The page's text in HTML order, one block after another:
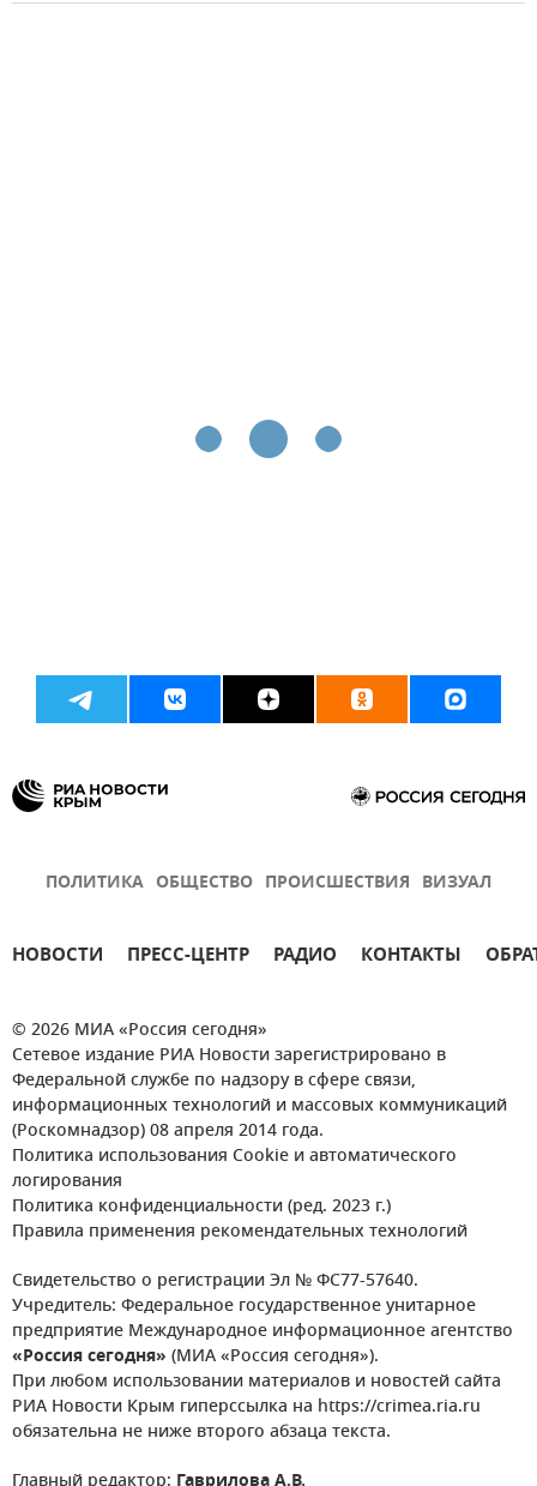
ПОЛИТИКА ОБЩЕСТВО ПРОИСШЕСТВИЯ ВИЗУАЛ
НОВОСТИ ПРЕСС-ЦЕНТР РАДИО КОНТАКТЫ
© 2026 МИА «Россия сегодня»
Сетевое издание РИА Новости зарегистрировано в
Федеральной службе по надзору в сфере связи,
информационных технологий и массовых коммуникаций
(Роскомнадзор) 08 апреля 2014 года.
Политика использования Cookie и автоматического
логирования
Политика конфиденциальности (ред. 2023 г.)
Правила применения рекомендательных технологий
Свидетельство о регистрации Эл № ФС77-57640.
Учредитель: Федеральное государственное унитарное
предприятие Международное информационное агентство
«Россия сегодня» (МИА «Россия сегодня»).
При любом использовании материалов и новостей сайта
РИА Новости Крым гиперссылка на https://crimea.ria.ru
обязательна не ниже второго абзаца текста.